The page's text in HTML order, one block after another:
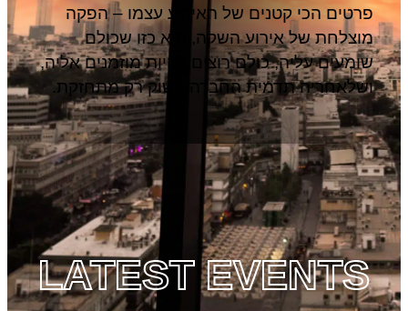
פרטים הכי קטנים של האירוע עצמו – הפקה
מוצלחת של אירוע השקה, היא כזו שכולם
שומעים עליה, כולם רוצים להיות מוזמנים אליה,
ושלאחריה תדמית החברה בשוק רק מתחזקת.
LATEST EVENTS